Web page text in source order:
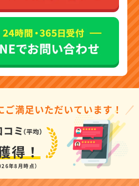
ご満足いただいています！
得！
年8月時点）